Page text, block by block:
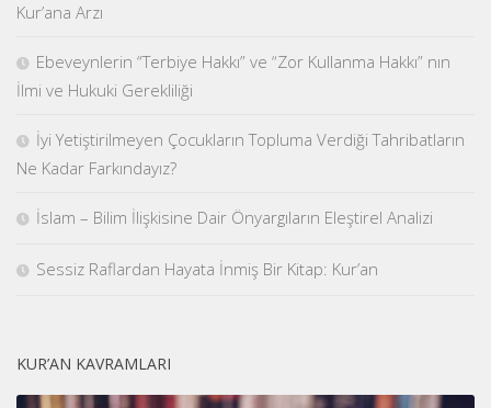
Kur’ana Arzı
Ebeveynlerin “Terbiye Hakkı” ve “Zor Kullanma Hakkı” nın
İlmi ve Hukuki Gerekliliği
İyi Yetiştirilmeyen Çocukların Topluma Verdiği Tahribatların
Ne Kadar Farkındayız?
İslam – Bilim İlişkisine Dair Önyargıların Eleştirel Analizi
Sessiz Raflardan Hayata İnmiş Bir Kitap: Kur’an
KUR’AN KAVRAMLARI